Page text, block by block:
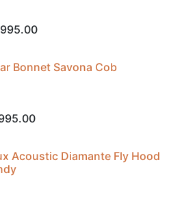
Bonnet Savona Cob
Acoustic Diamante Fly Hood